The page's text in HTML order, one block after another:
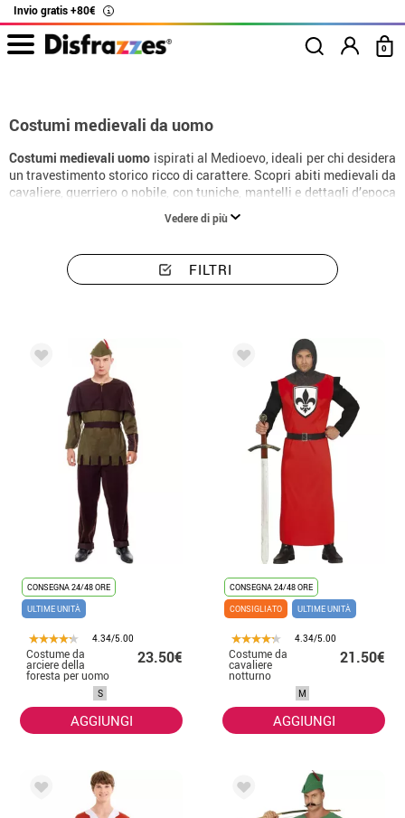
Invio gratis +80€ i
0
Costumi medievali da uomo
Costumi medievali uomo ispirati al Medioevo, ideali per chi desidera
un travestimento storico ricco di carattere. Scopri abiti medievali da
cavaliere, guerriero o nobile, con tuniche, mantelli e dettagli d’epoca
perfetti per feste a tema, rievocazioni storiche e Carnevale.
Vedere di più
FILTRI
CONSEGNA 24/48 ORE
ULTIME UNITÀ
4.34/5.00
Costume da
arciere della
foresta per uomo
23.50€
S
AGGIUNGI
CONSEGNA 24/48 ORE
CONSIGLIATO
ULTIME UNITÀ
4.34/5.00
Costume da
cavaliere
notturno
21.50€
M
AGGIUNGI